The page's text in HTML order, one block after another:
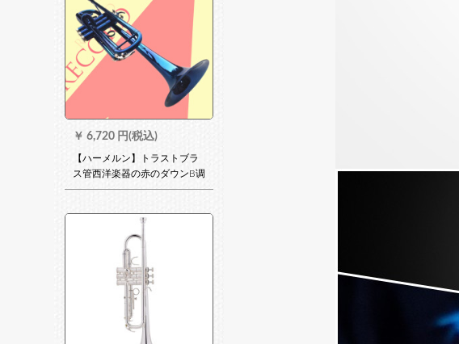
￥ 6,720 円(税込)
【ハーメルン】トラストブラ
ス管西洋楽器の赤のダウンB调
カラの新商品特价学生バーン